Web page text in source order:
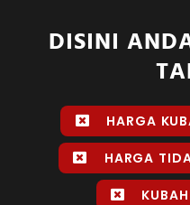
DISINI
HARGA
HARGA